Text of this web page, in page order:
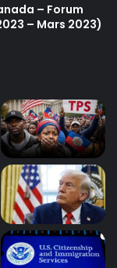
– Forum
– Mars 2023)